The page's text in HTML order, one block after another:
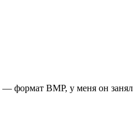
формат BMP, у меня он занял